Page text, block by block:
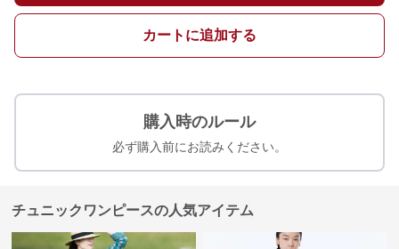
カートに追加する
購入時のルール
必ず購入前にお読みください。
チュニックワンピースの人気アイテム